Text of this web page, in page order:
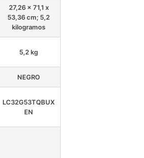
27,26 x 71,1 x
53,36 cm; 5,2
kilogramos
5,2 kg
NEGRO
LC32G53TQBUX
EN